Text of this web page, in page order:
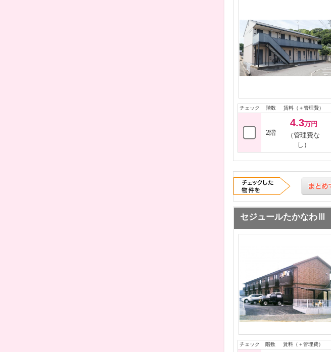
チェック 階数 賃料（＋管理費）
2階
4.3万円
（管理費な
し）
セジュールたかなわⅢ
チェック 階数 賃料（＋管理費）